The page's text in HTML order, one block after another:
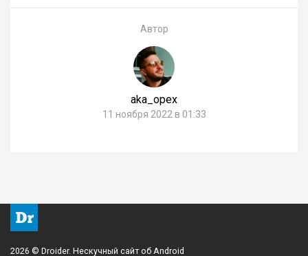
Автор
aka_opex
11 ноября 2022 в 01:33
2026 © Droider. Нескучный сайт об Android